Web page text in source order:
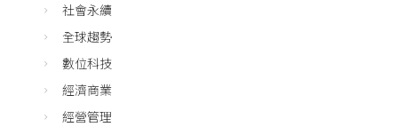
社會永續
全球趨勢
數位科技
經濟商業
經營管理